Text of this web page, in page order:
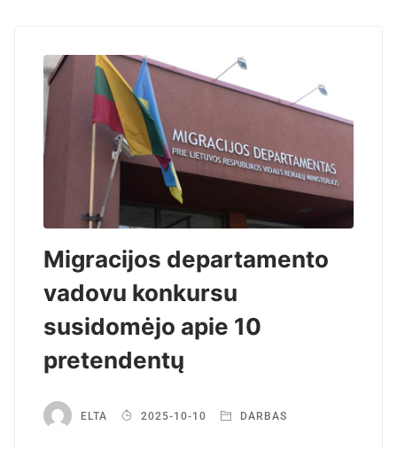
Migracijos departamento
vadovu konkursu
susidomėjo apie 10
pretendentų
ELTA 2025-10-10 DARBAS